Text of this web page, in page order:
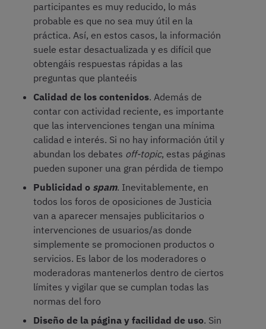
participantes es muy reducido, lo más
probable es que no sea muy útil en la
práctica. Así, en estos casos, la información
suele estar desactualizada y es difícil que
obtengáis respuestas rápidas a las
preguntas que planteéis
Calidad de los contenidos. Además de
contar con actividad reciente, es importante
que las intervenciones tengan una mínima
calidad e interés. Si no hay información útil y
abundan los debates off-topic, estas páginas
pueden suponer una gran pérdida de tiempo
Publicidad o spam. Inevitablemente, en
todos los foros de oposiciones de Justicia
van a aparecer mensajes publicitarios o
intervenciones de usuarios/as donde
simplemente se promocionen productos o
servicios. Es labor de los moderadores o
moderadoras mantenerlos dentro de ciertos
límites y vigilar que se cumplan todas las
normas del foro
Diseño de la página y facilidad de uso. Sin